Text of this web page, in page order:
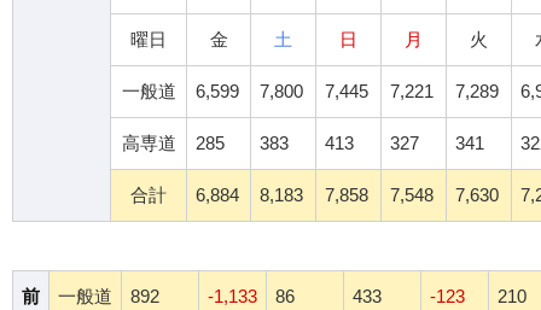
曜日 金 土 日 月 火
一般道 6,599 7,800 7,445 7,221 7,289
高専道 285 383 413 327 341
合計 6,884 8,183 7,858 7,548 7,630
前
一般道 892 -1,133 86 433 -123 210